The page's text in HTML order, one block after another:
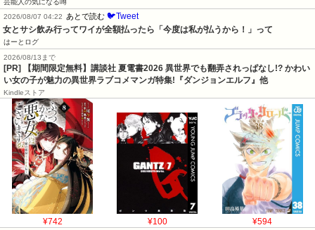
芸能人の気になる噂
2026/08/07 04:22 あとで読む 🐦Tweet
女とサシ飲み行ってワイが全額払ったら「今度は私が払うから！」って
はーとログ
2026/08/13まで
[PR] 【期間限定無料】講談社 夏電書2026 異世界でも翻弄されっぱなし!? かわい
い女の子が魅力の異世界ラブコメマンガ特集!『ダンジョンエルフ』他
Kindleストア
¥742 ¥100 ¥594